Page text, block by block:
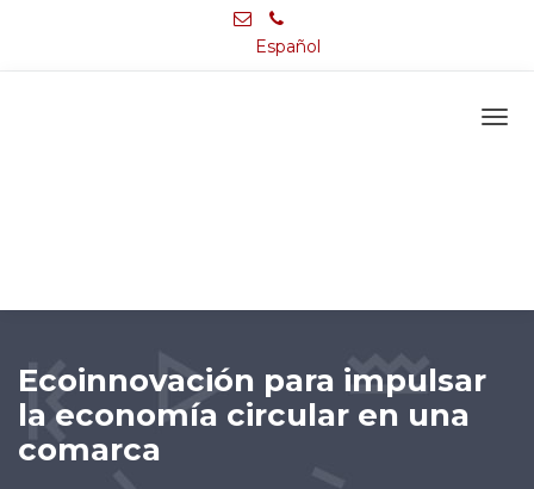
Español
Ecoinnovación para impulsar
la economía circular en una
comarca